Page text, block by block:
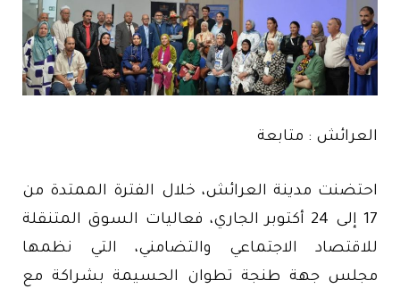
العرائش : متابعة
احتضنت مدينة العرائش، خلال الفترة الممتدة من
17 إلى 24 أكتوبر الجاري، فعاليات السوق المتنقلة
للاقتصاد الاجتماعي والتضامني، التي نظمها
مجلس جهة طنجة تطوان الحسيمة بشراكة مع